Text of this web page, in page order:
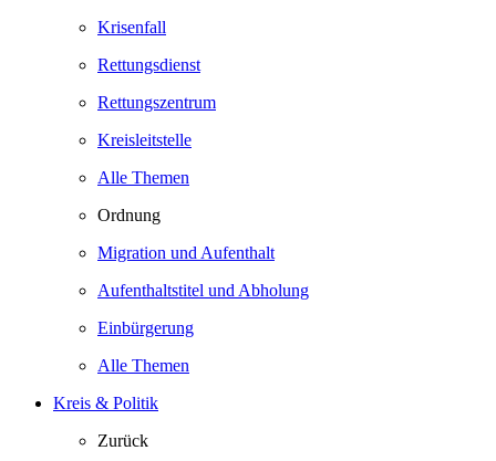
Krisenfall
Rettungsdienst
Rettungszentrum
Kreisleitstelle
Alle Themen
Ordnung
Migration und Aufenthalt
Aufenthaltstitel und Abholung
Einbürgerung
Alle Themen
Kreis & Politik
Zurück